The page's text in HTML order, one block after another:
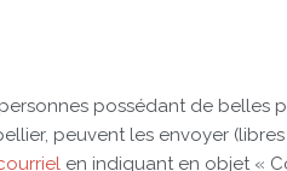
possédant de belles
peuvent les envoyer
en indiquant en objet «